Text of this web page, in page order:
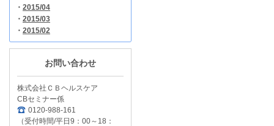
・ 2015/04
・ 2015/03
・ 2015/02
お問い合わせ
株式会社ＣＢヘルスケア
CBセミナー係
0120-988-161
（受付時間/平日9：00～18：